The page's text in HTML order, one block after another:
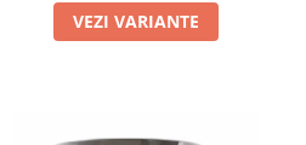
VEZI VARIANTE